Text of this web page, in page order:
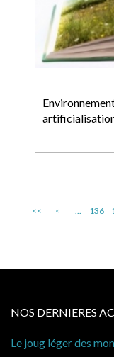
<< < ... 136
NOS DERNIERES
léger des